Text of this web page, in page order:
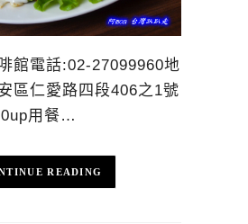
館電話:02-27099960地
區仁愛路四段406之1號
用餐…
READING